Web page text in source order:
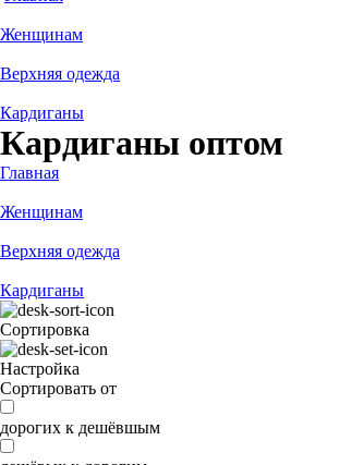
Женщинам
Верхняя одежда
Кардиганы
Кардиганы оптом
Главная
Женщинам
Верхняя одежда
Кардиганы
Сортировка
Настройка
Сортировать от
дорогих к дешёвшым